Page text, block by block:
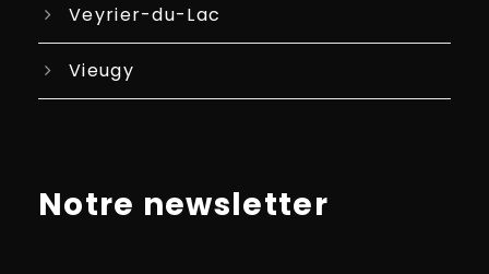
Veyrier-du-Lac
Vieugy
Notre newsletter